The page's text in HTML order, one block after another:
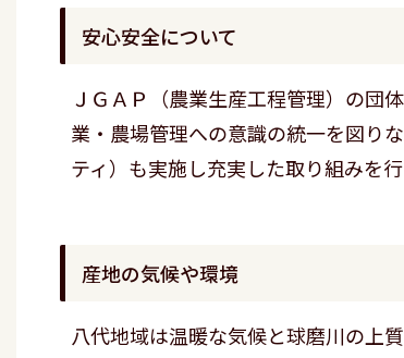
安心安全について
ＪＧＡＰ（農業生産工程管理）の団
業・農場管理への意識の統一を図り
ティ）も実施し充実した取り組みを行
産地の気候や環境
八代地域は温暖な気候と球磨川の上